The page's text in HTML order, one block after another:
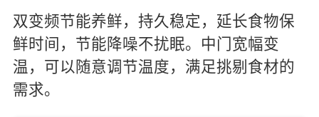
双变频节能养鲜，持久稳定，延长食物保
鲜时间，节能降噪不扰眠。中门宽幅变
温，可以随意调节温度，满足挑剔食材的
需求。